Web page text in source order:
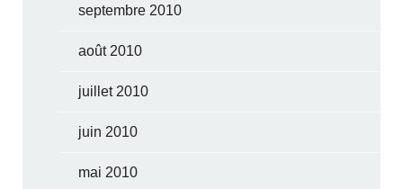
septembre 2010
août 2010
juillet 2010
juin 2010
mai 2010